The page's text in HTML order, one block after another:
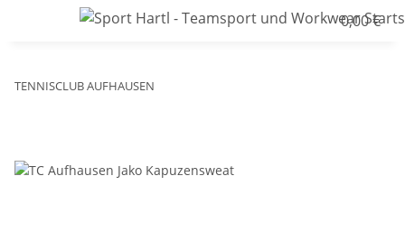
0,00 €
TENNISCLUB AUFHAUSEN